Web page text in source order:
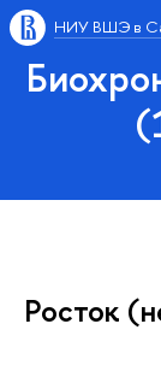
НИУ ВШЭ в
Росток